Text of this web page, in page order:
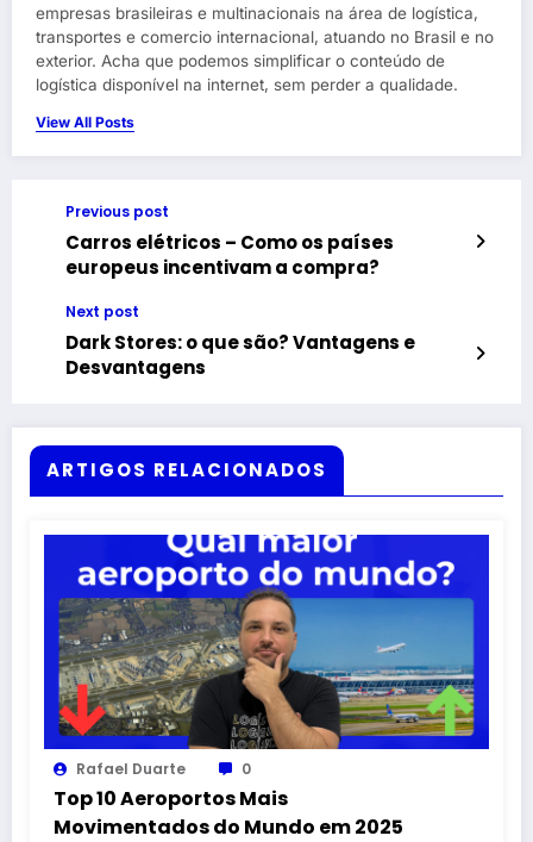
empresas brasileiras e multinacionais na área de logística,
transportes e comercio internacional, atuando no Brasil e no
exterior. Acha que podemos simplificar o conteúdo de
logística disponível na internet, sem perder a qualidade.
View All Posts
Previous post
Carros elétricos – Como os países
europeus incentivam a compra?
Next post
Dark Stores: o que são? Vantagens e
Desvantagens
ARTIGOS RELACIONADOS
Rafael Duarte 0
Top 10 Aeroportos Mais
Movimentados do Mundo em 2025